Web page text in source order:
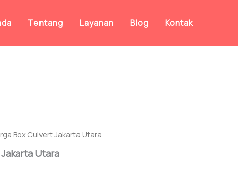
Tentang Layanan Blog Kontak
Box Culvert Jakarta Utara
Utara